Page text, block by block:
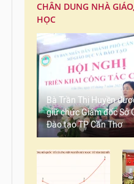
CHÂN DUNG NHÀ
HỌC
Bà Trần Thị Huyền
giữ chức Giám đốc Sở
Đào tạo TP Cần Thơ